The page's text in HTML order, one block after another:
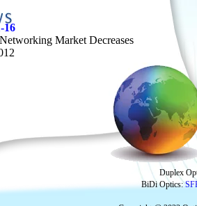
16
Market Decreases
Systems CPAK module
the CFP2?
Duplex
BiDi Optics: